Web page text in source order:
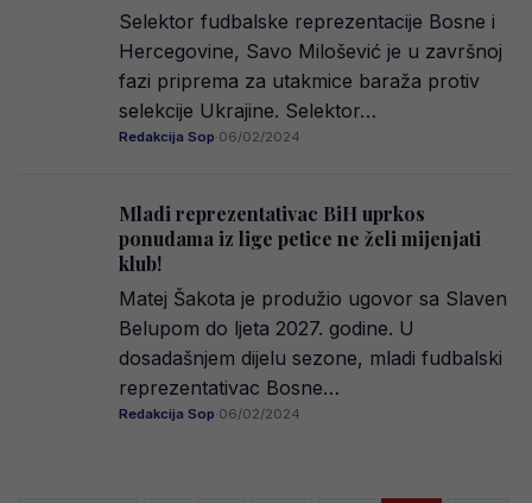
Selektor fudbalske reprezentacije Bosne i
Hercegovine, Savo Milošević je u završnoj
fazi priprema za utakmice baraža protiv
selekcije Ukrajine. Selektor…
Redakcija Sop·06/02/2024
Mladi reprezentativac BiH uprkos
ponudama iz lige petice ne želi mijenjati
klub!
Matej Šakota je produžio ugovor sa Slaven
Belupom do ljeta 2027. godine. U
dosadašnjem dijelu sezone, mladi fudbalski
reprezentativac Bosne…
Redakcija Sop·06/02/2024